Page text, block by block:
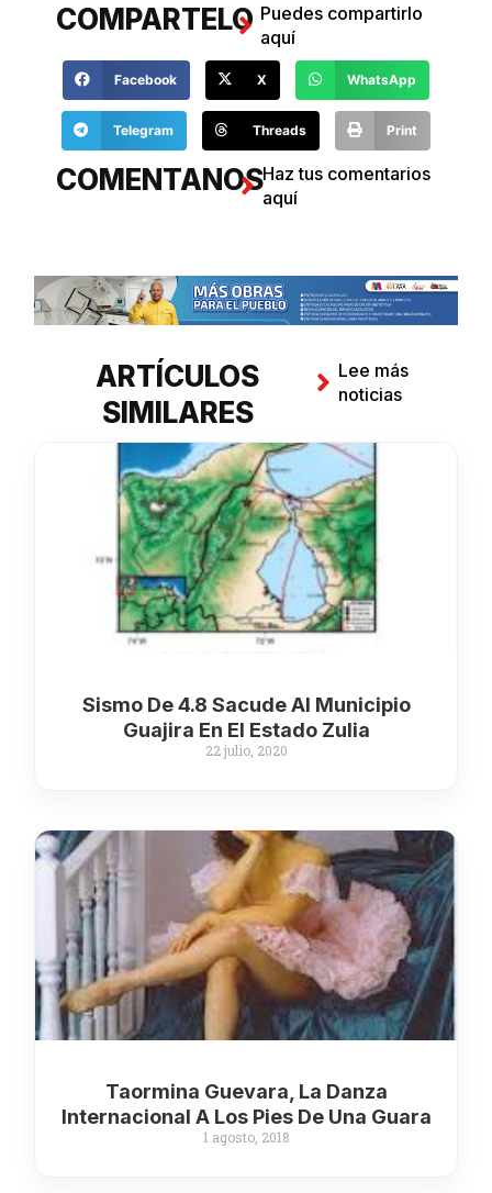
COMPARTELO Puedes compartirlo
aquí
Facebook X WhatsApp
Telegram Threads Print
COMENTANOSHaz tus comentarios
aquí
ARTÍCULOS
SIMILARES
Lee más
noticias
Sismo De 4.8 Sacude Al Municipio
Guajira En El Estado Zulia
22 julio, 2020
Taormina Guevara, La Danza
Internacional A Los Pies De Una Guara
1 agosto, 2018